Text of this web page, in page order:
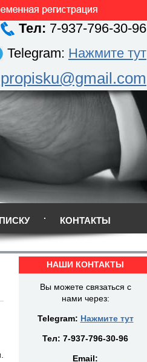
Тел: 7-937-796-30-96
Telegram: Нажмите тут
КОНТАКТЫ
НАШИ КОНТАКТЫ
Вы можете связаться с
нами через:
Telegram: Нажмите тут
Тел: 7-937-796-30-96
Email: